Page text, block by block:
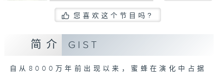
您喜欢这个节目吗?
简介 GIST
自从8000万年前出现以来，蜜蜂在演化中占据